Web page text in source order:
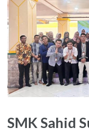
SMK Sahid